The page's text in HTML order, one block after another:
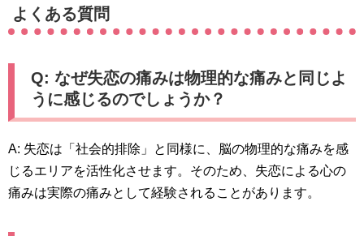
よくある質問
Q: なぜ失恋の痛みは物理的な痛みと同じよ
うに感じるのでしょうか？
A: 失恋は「社会的排除」と同様に、脳の物理的な痛みを感
じるエリアを活性化させます。そのため、失恋による心の
痛みは実際の痛みとして経験されることがあります。